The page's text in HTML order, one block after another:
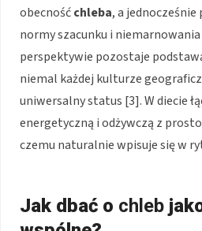
obecnośćchleba, a
normy szacunku i
perspektywie pozostaje
niemal każdej kulturze
uniwersalny status [3]. W diecie
energetyczną i odżywczą z
czemu naturalnie wpisuje się w
Jak dbać o chleb